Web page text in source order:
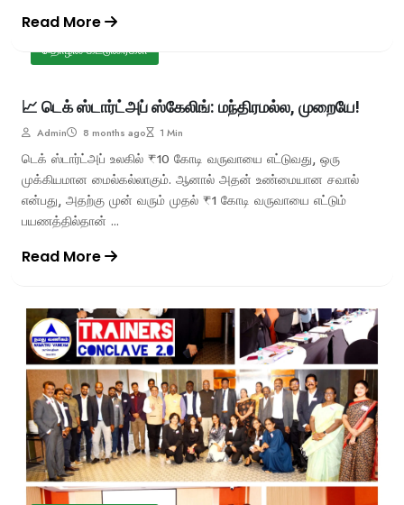
Read More
தொழில் கட்டுரைகள்
📈 டெக் ஸ்டார்ட்அப் ஸ்கேலிங்: மந்திரமல்ல, முறையே!
Admin 8 months ago 1 Min
டெக் ஸ்டார்ட்அப் உலகில் ₹10 கோடி வருவாயை எட்டுவது, ஒரு
முக்கியமான மைல்கல்லாகும். ஆனால் அதன் உண்மையான சவால்
என்பது, அதற்கு முன் வரும் முதல் ₹1 கோடி வருவாயை எட்டும்
பயணத்தில்தான் ...
Read More